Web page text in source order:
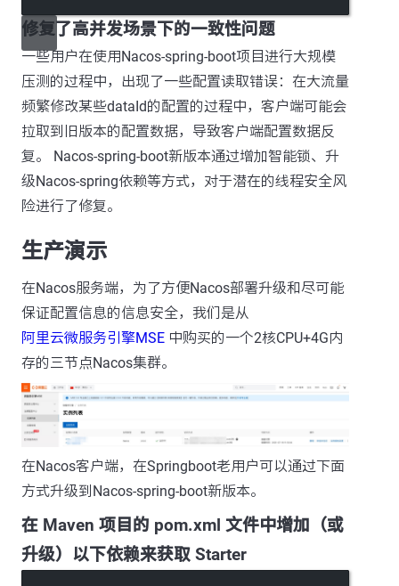
修复了高并发场景下的一致性问题
一些用户在使用Nacos-spring-boot项目进行大规模
压测的过程中，出现了一些配置读取错误：在大流量
频繁修改某些dataId的配置的过程中，客户端可能会
拉取到旧版本的配置数据，导致客户端配置数据反
复。 Nacos-spring-boot新版本通过增加智能锁、升
级Nacos-spring依赖等方式，对于潜在的线程安全风
险进行了修复。
生产演示
在Nacos服务端，为了方便Nacos部署升级和尽可能
保证配置信息的信息安全，我们是从
阿里云微服务引擎MSE 中购买的一个2核CPU+4G内
存的三节点Nacos集群。
在Nacos客户端，在Springboot老用户可以通过下面
方式升级到Nacos-spring-boot新版本。
在 Maven 项目的 pom.xml 文件中增加（或
升级）以下依赖来获取 Starter